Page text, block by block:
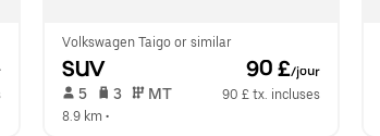
Volkswagen Taigo or similar
SUV 90 £/jour
5 3 MT
90 £ tx. incluses
8.9 km •